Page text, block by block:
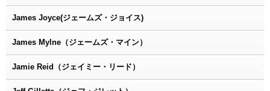
James Joyce(ジェームズ・ジョイス)
James Mylne（ジェームズ・マイン）
Jamie Reid（ジェイミー・リード）